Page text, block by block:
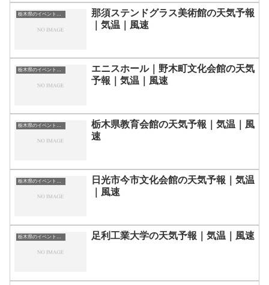
栃木県のイベント会場一覧
那須ステンドグラス美術館の天気予報
｜気温｜風速
栃木県のイベント会場一覧
エニスホール｜野木町文化会館の天気
予報｜気温｜風速
栃木県のイベント会場一覧
栃木県教育会館の天気予報｜気温｜風
速
日光市今市文化会館の天気予報｜気温
｜風速
足利工業大学の天気予報｜気温｜風速